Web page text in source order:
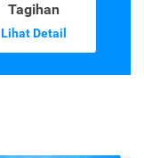
Tagihan
Lihat Detail